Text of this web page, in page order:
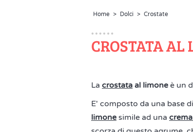
Home > Dolci > Crostate
CROSTATA AL
La crostata al limone è un
E' composto da una base
limone simile ad una